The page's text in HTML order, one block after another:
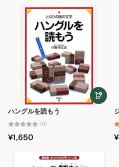
ハングルを読もう
(0)
¥1,650